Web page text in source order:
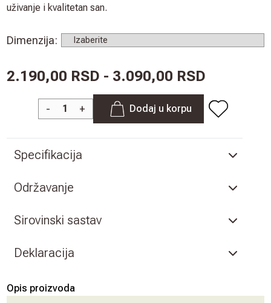
uživanje i kvalitetan san.
Dimenzija:
2.190,00 RSD - 3.090,00 RSD
- + Dodaj u korpu
Specifikacija
Održavanje
Sirovinski sastav
Deklaracija
Opis proizvoda